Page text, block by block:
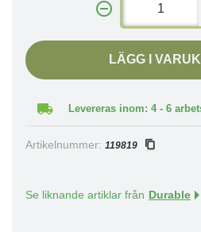
LÄGG I
Levereras inom: 4 - 6
Artikelnummer: 119819
Se liknande artiklar från Durable